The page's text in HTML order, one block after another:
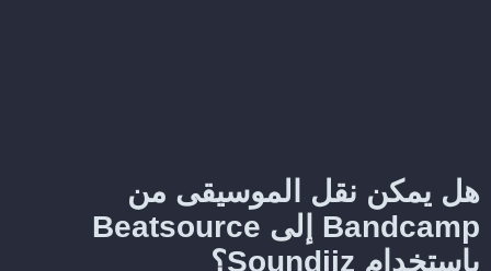
هل يمكن نقل الموسيقى من
Bandcamp إلى Beatsource
باستخدام Soundiiz؟